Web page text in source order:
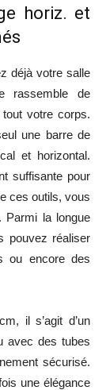
horiz. et
déjà votre salle
rassemble de
votre corps.
une barre de
et horizontal.
suffisante pour
ces outils, vous
Parmi la longue
pouvez réaliser
ou encore des
il s’agit d’un
avec des tubes
sécurisé.
une élégance